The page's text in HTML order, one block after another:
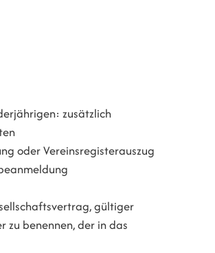
zusätzlich
oder Vereinsregisterauszug
gültiger
zu benennen, der in das